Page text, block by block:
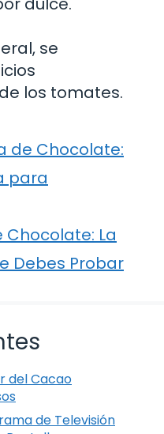
se
los tomates.
de Chocolate:
para
Chocolate: La
Debes Probar
del Cacao
de Televisión